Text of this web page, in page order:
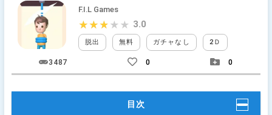
F.I.L Games
脱出 無料 ガチャなし 2Ｄ
★★★★★
★★★★★ 3.0
3487 0 0
目次